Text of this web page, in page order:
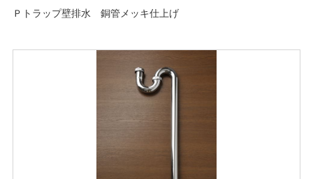
Ｐトラップ壁排水 銅管メッキ仕上げ